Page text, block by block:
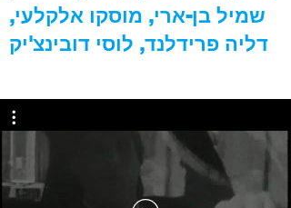
שמיל בן-ארי, מוסקו אלקלעי,
דליה פרידלנד, לוסי דובינצ'יק